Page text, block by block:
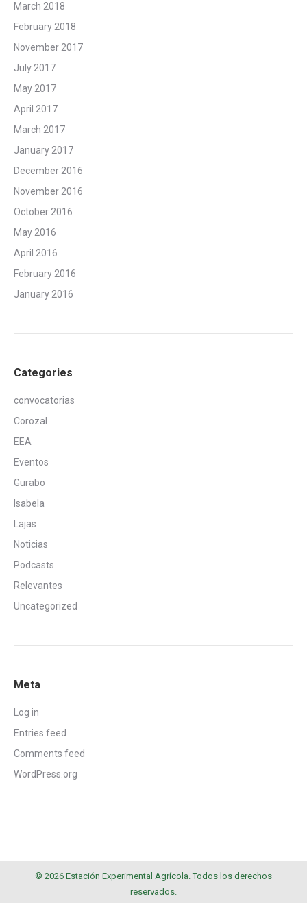
March 2018
February 2018
November 2017
July 2017
May 2017
April 2017
March 2017
January 2017
December 2016
November 2016
October 2016
May 2016
April 2016
February 2016
January 2016
Categories
convocatorias
Corozal
EEA
Eventos
Gurabo
Isabela
Lajas
Noticias
Podcasts
Relevantes
Uncategorized
Meta
Log in
Entries feed
Comments feed
WordPress.org
© 2026 Estación Experimental Agrícola. Todos los derechos
reservados.